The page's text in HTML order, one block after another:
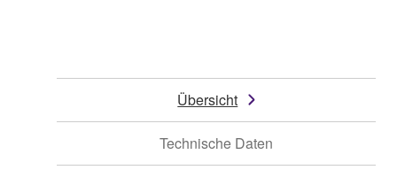
Übersicht
Technische Daten